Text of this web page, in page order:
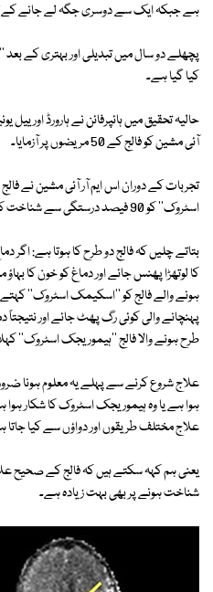
ہے جبکہ ایک سے دوسری جگہ لے جانے
پچھلے دو سال میں تبدیلی اور بہتری کے
کیا گیا ہے۔
حالیہ تحقیق میں ہائپرفائن نے ہارورڈ اور ییل
آئی مشین کو فالج کے 50 مریضوں پر آزمایا۔
تجربات کے دوران اس ایم آر آئی مشین
اسٹروک'' کو 90 فیصد درستگی سے شناخت کیا۔
بتاتے چلیں کہ فالج دو طرح کا ہوتا ہے:
کا لوتھڑا پھنس جائے اور دماغ کو خون کا
ہونے والے فالج کو ''اسکیمک اسٹروک''
پہنچانے والی کوئی رگ پھٹ جائے اور
طرح ہونے والا فالج ''ہیموریجک اسٹروک''
علاج شروع کرنے سے پہلے یہ معلوم ہونا
ہوا ہے یا وہ ہیموریجک اسٹروک کا شکار ہوا
علاج مختلف طریقوں اور دواؤں سے کیا جاتا
یعنی ہم کہہ سکتے ہیں کہ فالج کے صحیح
شناخت ہونے پر بھی بہت زیادہ ہے۔